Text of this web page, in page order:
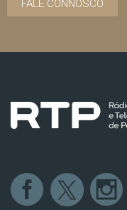
FALE CONNOSCO